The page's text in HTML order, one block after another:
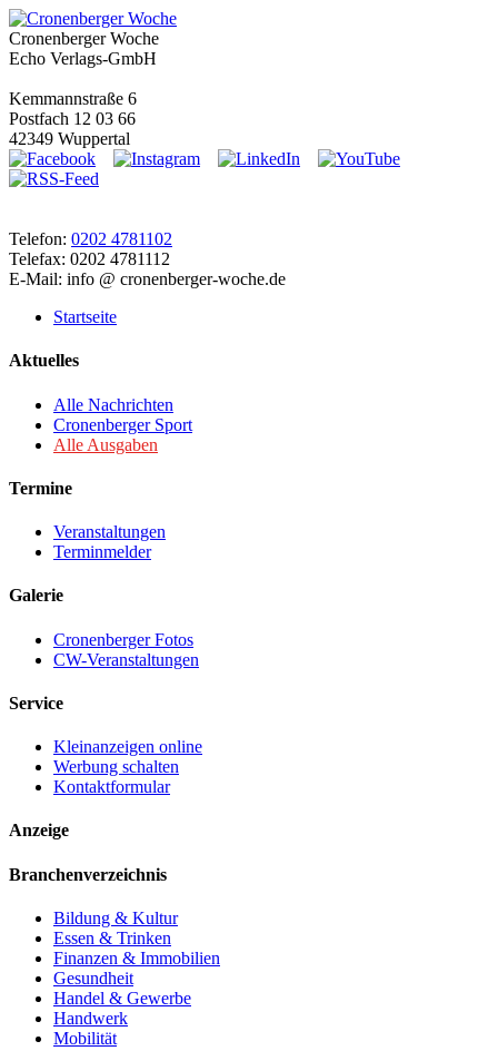
Cronenberger Woche
Echo Verlags-GmbH
Kemmannstraße 6
Postfach 12 03 66
42349 Wuppertal
Telefon: 0202 4781102
Telefax: 0202 4781112
E-Mail: info @ cronenberger-woche.de
Startseite
Aktuelles
Alle Nachrichten
Cronenberger Sport
Alle Ausgaben
Termine
Veranstaltungen
Terminmelder
Galerie
Cronenberger Fotos
CW-Veranstaltungen
Service
Kleinanzeigen online
Werbung schalten
Kontaktformular
Anzeige
Branchenverzeichnis
Bildung & Kultur
Essen & Trinken
Finanzen & Immobilien
Gesundheit
Handel & Gewerbe
Handwerk
Mobilität